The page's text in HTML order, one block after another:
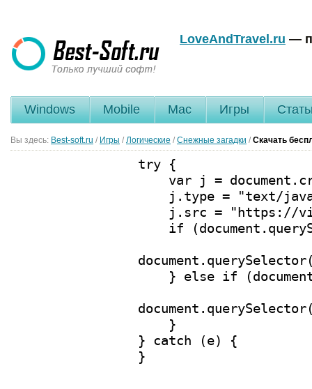
LoveAndTravel.ru —
Windows Mobile Mac Игры
Вы здесь: Best-soft.ru / Игры / Логические / Снежные загадки / Скачать